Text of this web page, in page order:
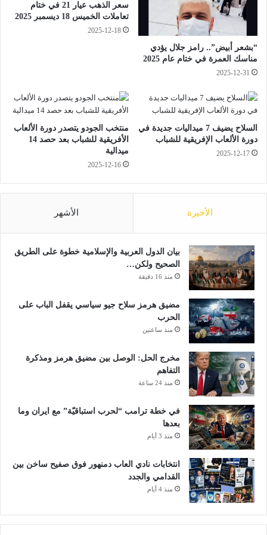
ل
و
س
ح
ج
1
4
4
T
R
F
ك
ز
ي
ع
ا
ه
ب
د
ع
ص
ن
ى
ع
ن
إ
“بشعر أبيض”.. رامز جلال يؤدي
مناسك العمرة في ختام عام 2025
2025-12-31
سعر الذهب عيار 21 في ختام
تعاملات الخميس 18 ديسمبر 2025
2025-12-18
السلاح يضيف 7 ميداليات جديدة في
دورة الألعاب الإفريقية للشباب
2025-12-17
منتخب الجودو يتصدر دورة الألعاب
الأفريقية للشباب بعد حصد 14
ميدالية
2025-12-16
الأخيرة الأشهر
بيان الدول العربية والإسلامية خطوة على الطريق
الصحيح ولكن…
منذ 16 دقيقة
مضيق هرمز سلاح جيو سياسي يقفل الباب على
الحرب
منذ ساعتين
مخرج الحل: الوصل بين مضيق هرمز ومذكرة
التفاهم
منذ 24 ساعة
في خطة ترامب “لحرب استباقيّة” مع ايران وما
بعدها
منذ 3 أيام
انتخابات نادي العاب دمنهور فوق صفيح ساخن بين
القدامي والجدد
منذ 4 أيام